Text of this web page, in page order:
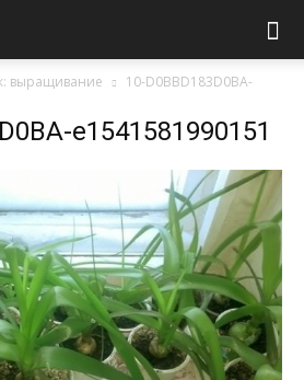
выращивание
10-D0BBD183D0BA-
e1541581990151